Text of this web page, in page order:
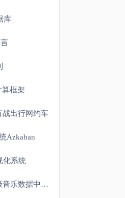
库
算框架
战出行网约车
Azkaban
化系统
第二十二阶段：项目五 PB级音乐数据中心数仓综合项目